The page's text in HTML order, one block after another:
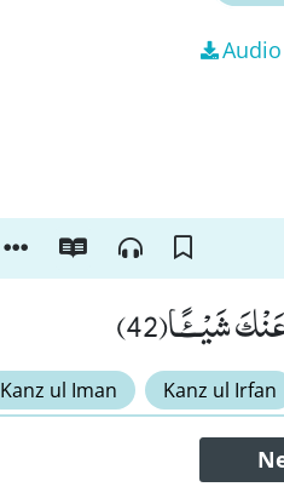
Audio
Kanz ul Iman Kanz ul Irfan